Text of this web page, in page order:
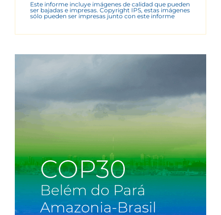
Este informe incluye imágenes de calidad que pueden
ser bajadas e impresas. Copyright IPS, estas imágenes
sólo pueden ser impresas junto con este informe